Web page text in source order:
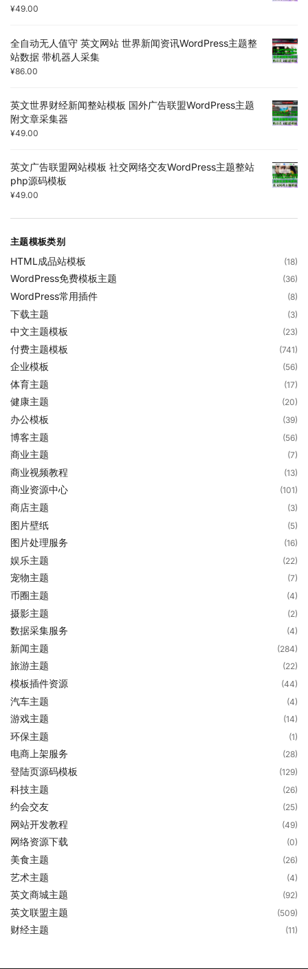
¥49.00
全自动无人值守 英文网站 世界新闻资讯WordPress主题整
站数据 带机器人采集
¥86.00
英文世界财经新闻整站模板 国外广告联盟WordPress主题
附文章采集器
¥49.00
英文广告联盟网站模板 社交网络交友WordPress主题整站
php源码模板
¥49.00
主题模板类别
HTML成品站模板 (18)
WordPress免费模板主题 (36)
WordPress常用插件 (8)
下载主题 (3)
中文主题模板 (23)
付费主题模板 (741)
企业模板 (56)
体育主题 (17)
健康主题 (20)
办公模板 (39)
博客主题 (56)
商业主题 (7)
商业视频教程 (13)
商业资源中心 (101)
商店主题 (3)
图片壁纸 (5)
图片处理服务 (16)
娱乐主题 (22)
宠物主题 (7)
币圈主题 (4)
摄影主题 (2)
数据采集服务 (4)
新闻主题 (284)
旅游主题 (22)
模板插件资源 (44)
汽车主题 (4)
游戏主题 (14)
环保主题 (1)
电商上架服务 (28)
登陆页源码模板 (129)
科技主题 (26)
约会交友 (25)
网站开发教程 (49)
网络资源下载 (0)
美食主题 (26)
艺术主题 (4)
英文商城主题 (92)
英文联盟主题 (509)
财经主题 (11)